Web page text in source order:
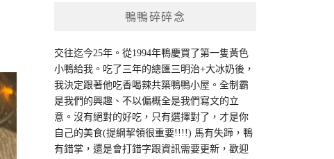
鴨鴨碎碎念
交往迄今25年。從1994年鴨慶買了第一隻黃色
小鴨給我。吃了三年的總匯三明治+大冰奶後，
我決定跟著他吃香喝辣共築鴨鴨小屋。全制霸
是我們的興趣、不以偏概全是我們寫文的立
意。沒有絕對的好吃，只有選擇對了，才是你
自己的美食(提綱挈領很重要!!!!) 馬有失蹄，鴨
有錯掌，還是會打錯字跟資訊需要更新，歡迎